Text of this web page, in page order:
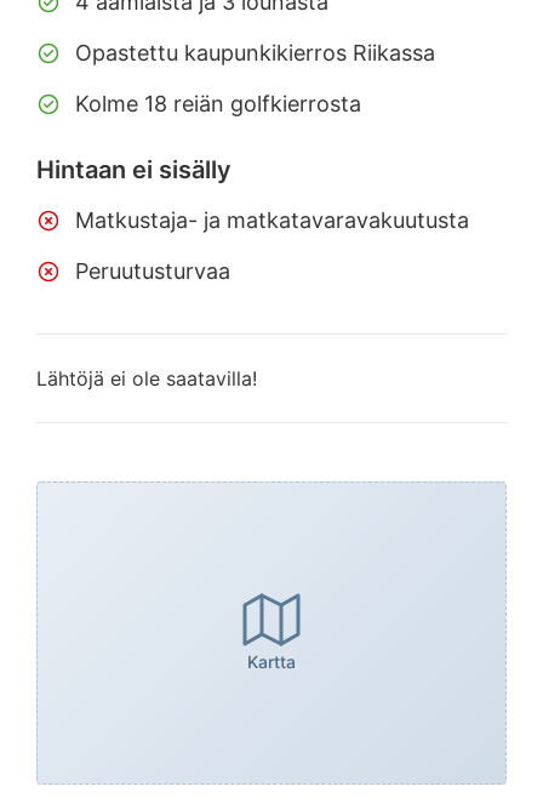
Opastettu kaupunkikierros Riikassa
Kolme 18 reiän golfkierrosta
Hintaan ei sisälly
Matkustaja- ja matkatavaravakuutusta
Peruutusturvaa
Lähtöjä ei ole saatavilla!
Kartta